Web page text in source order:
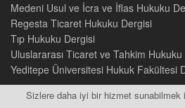
Sizlere daha iyi bir hizmet
ÜÇÜNCÜ BÖLÜM
SEÇİM SUÇLARI VE CEZALARI
I. 298 SAYILI SEÇİMLERİN TEMEL
KÜTÜKLERİ HAKKINDA
SUÇLARI 61
A. Genel Olarak Seçim Suçu 61
II. İNCELENEN SUÇLAR 64
Medeni Usul ve İcra ve İflas Hukuku
Regesta Ticaret Hukuku Dergisi
Tıp Hukuku Dergisi
Uluslararası Ticaret ve Tahkim
Yeditepe Üniversitesi Hukuk Fakültesi